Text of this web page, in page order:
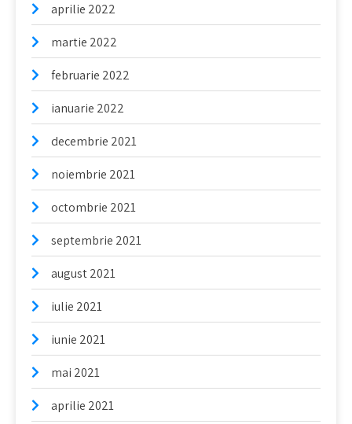
aprilie 2022
martie 2022
februarie 2022
ianuarie 2022
decembrie 2021
noiembrie 2021
octombrie 2021
septembrie 2021
august 2021
iulie 2021
iunie 2021
mai 2021
aprilie 2021